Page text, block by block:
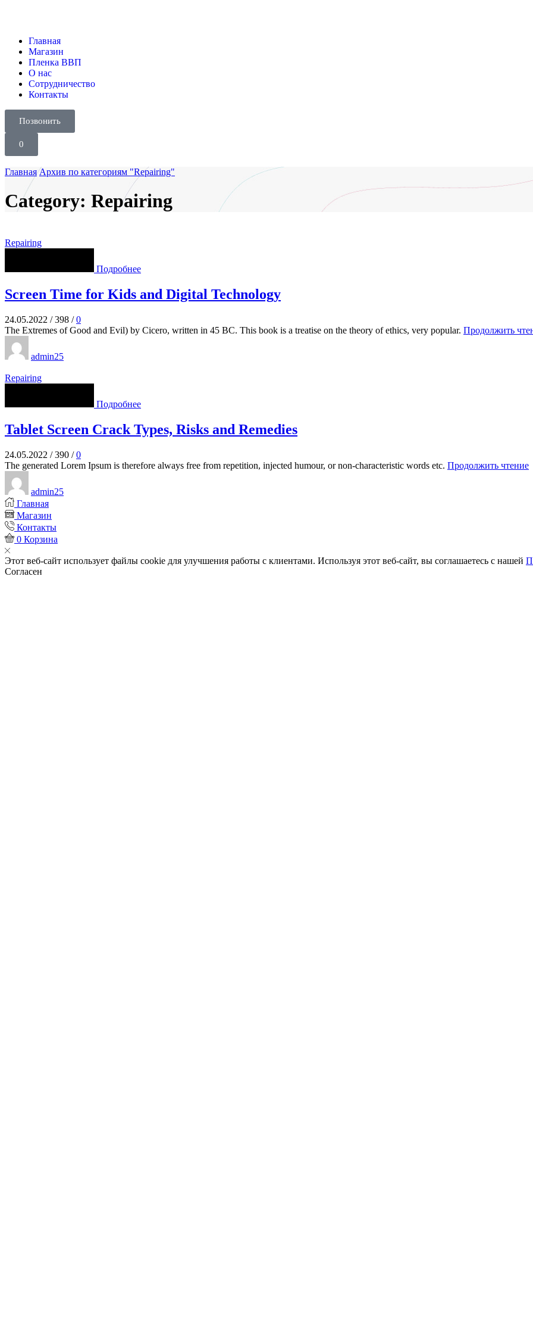
Главная
Магазин
Пленка ВВП
О нас
Сотрудничество
Контакты
Позвонить
0
Главная Архив по категориям "Repairing"
Category: Repairing
Repairing
Подробнее
Screen Time for Kids and Digital Technology
24.05.2022 / 398 / 0
The Extremes of Good and Evil) by Cicero, written in 45 BC. This book is a treatise on the theory of ethics, very popular. Продолжить
admin25
Repairing
Подробнее
Tablet Screen Crack Types, Risks and Remedies
24.05.2022 / 390 / 0
The generated Lorem Ipsum is therefore always free from repetition, injected humour, or non-characteristic words etc. Продолжить чтение
admin25
Главная
Магазин
Контакты
0 Корзина
Этот веб-сайт использует файлы cookie для улучшения работы с клиентами. Используя этот веб-сайт, вы соглашаетесь с нашей
Согласен